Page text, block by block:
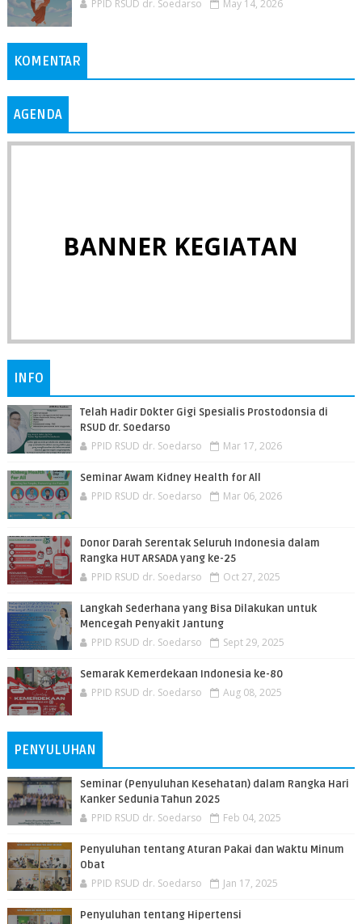
PPID RSUD dr. Soedarso May 14, 2026
KOMENTAR
AGENDA
BANNER KEGIATAN
INFO
Telah Hadir Dokter Gigi Spesialis Prostodonsia di
RSUD dr. Soedarso
PPID RSUD dr. Soedarso Mar 17, 2026
Seminar Awam Kidney Health for All
PPID RSUD dr. Soedarso Mar 06, 2026
Donor Darah Serentak Seluruh Indonesia dalam
Rangka HUT ARSADA yang ke-25
PPID RSUD dr. Soedarso Oct 27, 2025
Langkah Sederhana yang Bisa Dilakukan untuk
Mencegah Penyakit Jantung
PPID RSUD dr. Soedarso Sept 29, 2025
Semarak Kemerdekaan Indonesia ke-80
PPID RSUD dr. Soedarso Aug 08, 2025
PENYULUHAN
Seminar (Penyuluhan Kesehatan) dalam Rangka Hari
Kanker Sedunia Tahun 2025
PPID RSUD dr. Soedarso Feb 04, 2025
Penyuluhan tentang Aturan Pakai dan Waktu Minum
Obat
PPID RSUD dr. Soedarso Jan 17, 2025
Penyuluhan tentang Hipertensi